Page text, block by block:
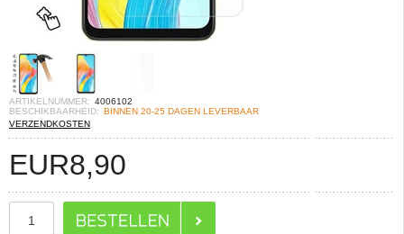
ARTIKELNUMMER: 4006102
BESCHIKBAARHEID: BINNEN 20-25 DAGEN LEVERBAAR
VERZENDKOSTEN
EUR8,90